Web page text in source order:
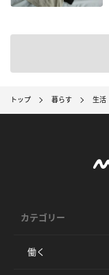
トップ 暮らす 生活
カテゴリー
働く